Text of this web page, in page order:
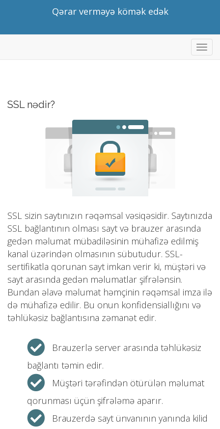
Qərar verməyə kömək edək
keçid
SSL nədir?
SSL sizin saytınızın rəqəmsal vəsiqəsidir. Saytınızda
SSL bağlantının olması sayt və brauzer arasında
gedən məlumat mübadiləsinin mühafizə edilmiş
kanal üzərindən olmasının sübutudur. SSL-
sertifikatla qorunan sayt imkan verir ki, müştəri və
sayt arasında gedən məlumatlar şifrələnsin.
Bundan əlavə məlumat həmçinin rəqəmsal imza ilə
də mühafizə edilir. Bu onun konfidensiallığını və
təhlükəsiz bağlantısına zəmanət edir.
Brauzerlə server arasında təhlükəsiz
bağlantı təmin edir.
Müştəri tərəfindən ötürülən məlumat
qorunması üçün şifrələmə aparır.
Brauzerdə sayt ünvanının yanında kilid